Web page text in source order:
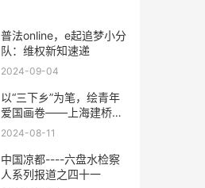
普法online，e起追梦小分
队：维权新知速递
2024-09-04
以“三下乡”为笔，绘青年
爱国画卷——上海建桥学
院珠宝学院2024年暑期社
2024-08-11
中国凉都----六盘水检察
人系列报道之四十一